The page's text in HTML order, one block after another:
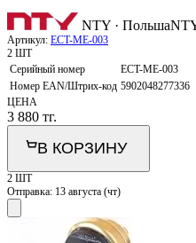
NTY · Польша
Артикул: ECT-ME-003
2 ШТ
Серийный номер
ECT-ME-003
Номер EAN/Штрих-код 5902048277336
ЦЕНА
3 880 тг.
В КОРЗИНУ
2 ШТ
Отправка: 13 августа (чт)